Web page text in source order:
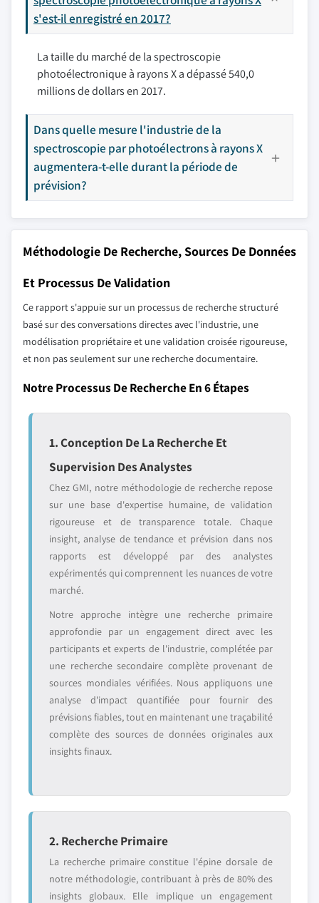
s'est-il enregistré en 2017?
La taille du marché de la spectroscopie
photoélectronique à rayons X a dépassé 540,0
millions de dollars en 2017.
Dans quelle mesure l'industrie de la
spectroscopie par photoélectrons à rayons X
augmentera-t-elle durant la période de
prévision?
Méthodologie De Recherche, Sources De Données
Et Processus De Validation
Ce rapport s'appuie sur un processus de recherche structuré
basé sur des conversations directes avec l'industrie, une
modélisation propriétaire et une validation croisée rigoureuse,
et non pas seulement sur une recherche documentaire.
Notre Processus De Recherche En 6 Étapes
1. Conception De La Recherche Et
Supervision Des Analystes
Chez GMI, notre méthodologie de recherche repose
sur une base d'expertise humaine, de validation
rigoureuse et de transparence totale. Chaque
insight, analyse de tendance et prévision dans nos
rapports est développé par des analystes
expérimentés qui comprennent les nuances de votre
marché.
Notre approche intègre une recherche primaire
approfondie par un engagement direct avec les
participants et experts de l'industrie, complétée par
une recherche secondaire complète provenant de
sources mondiales vérifiées. Nous appliquons une
analyse d'impact quantifiée pour fournir des
prévisions fiables, tout en maintenant une traçabilité
complète des sources de données originales aux
insights finaux.
2. Recherche Primaire
La recherche primaire constitue l'épine dorsale de
notre méthodologie, contribuant à près de 80% des
insights globaux. Elle implique un engagement